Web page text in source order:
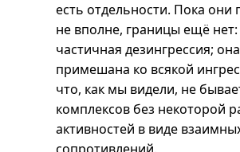
есть отдельности. Пока они
не вполне, границы ещё нет:
частичная дезингрессия;
примешана ко всякой
что, как мы видели, не
комплексов без некоторой
активностей в виде